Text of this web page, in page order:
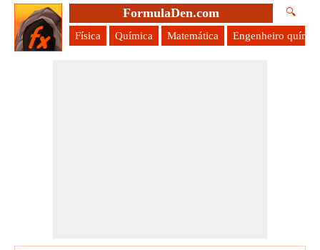
FormulaDen.com 🔍
Física Química Matemática Engenheiro